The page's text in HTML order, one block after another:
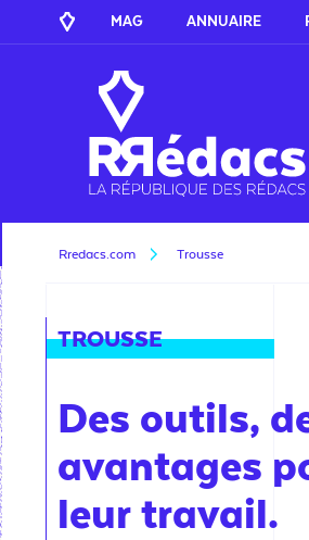
MAG ANNUAIRE
Rredacs.com Trousse
TROUSSE
Des outils,
avantages
leur travail.